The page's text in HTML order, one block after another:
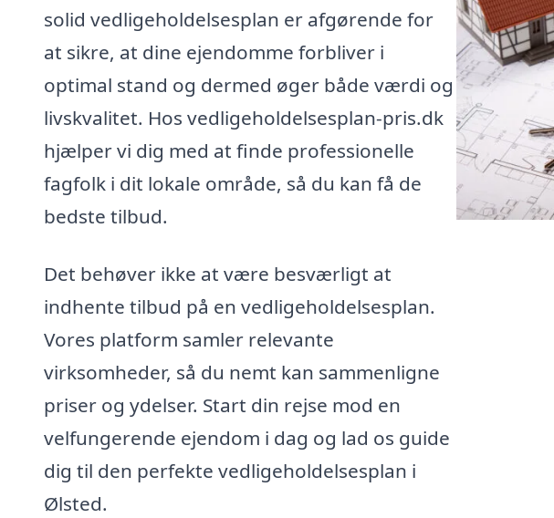
solid vedligeholdelsesplan er afgørende for
at sikre, at dine ejendomme forbliver i
optimal stand og dermed øger både værdi og
livskvalitet. Hos vedligeholdelsesplan-pris.dk
hjælper vi dig med at finde professionelle
fagfolk i dit lokale område, så du kan få de
bedste tilbud.
Det behøver ikke at være besværligt at
indhente tilbud på en vedligeholdelsesplan.
Vores platform samler relevante
virksomheder, så du nemt kan sammenligne
priser og ydelser. Start din rejse mod en
velfungerende ejendom i dag og lad os guide
dig til den perfekte vedligeholdelsesplan i
Ølsted.